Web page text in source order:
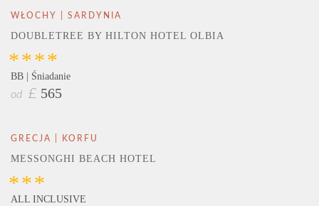
WŁOCHY | SARDYNIA
DOUBLETREE BY HILTON HOTEL OLBIA
****
BB | Śniadanie
od £ 565
GRECJA | KORFU
MESSONGHI BEACH HOTEL
***
ALL INCLUSIVE